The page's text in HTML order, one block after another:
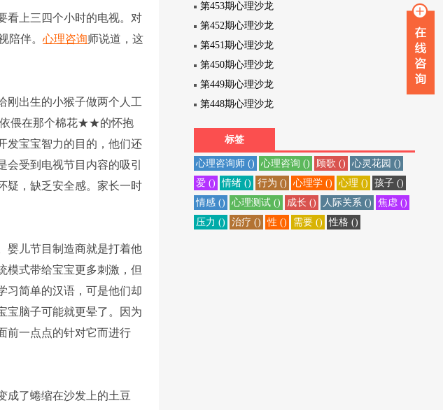
上三四个小时的电视。对
陪伴。心理咨询师说道，这
刚出生的小猴子做两个人工
依偎在那个棉花★★的怀抱
发宝宝智力的目的，他们还
受到电视节目内容的吸引
疑，缺乏安全感。家长一时
儿节目制造商就是打着他
模式带给宝宝更多刺激，但
习简单的汉语，可是他们却
宝脑子可能就更晕了。因为
前一点点的针对它而进行
了蜷缩在沙发上的土豆
第453期心理沙龙
第452期心理沙龙
第451期心理沙龙
第450期心理沙龙
第449期心理沙龙
第448期心理沙龙
标签
心理咨询师 () 心理咨询 () 顾歌 ()
心灵花园 ()
爱 ()
情绪 () 行为 () 心理学 () 心理 ()
孩子 ()
情感 ()
心理测试 () 成长 () 人际关系 ()
焦虑 ()
压力 ()
治疗 () 性 () 需要 () 性格 ()